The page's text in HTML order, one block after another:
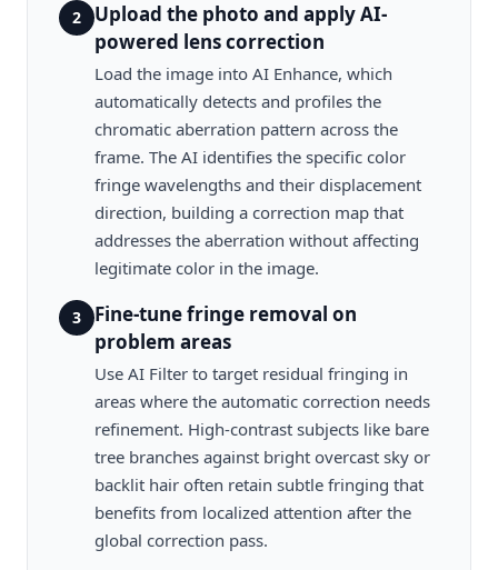
2
Upload the photo and apply AI-
powered lens correction
Load the image into AI Enhance, which
automatically detects and profiles the
chromatic aberration pattern across the
frame. The AI identifies the specific color
fringe wavelengths and their displacement
direction, building a correction map that
addresses the aberration without affecting
legitimate color in the image.
3
Fine-tune fringe removal on
problem areas
Use AI Filter to target residual fringing in
areas where the automatic correction needs
refinement. High-contrast subjects like bare
tree branches against bright overcast sky or
backlit hair often retain subtle fringing that
benefits from localized attention after the
global correction pass.